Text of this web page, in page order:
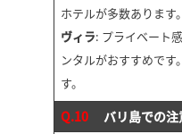
ホテルが多数あります。
ヴィラ: プライベート
ンタルがおすすめです
す。
Q.10 バリ島での注